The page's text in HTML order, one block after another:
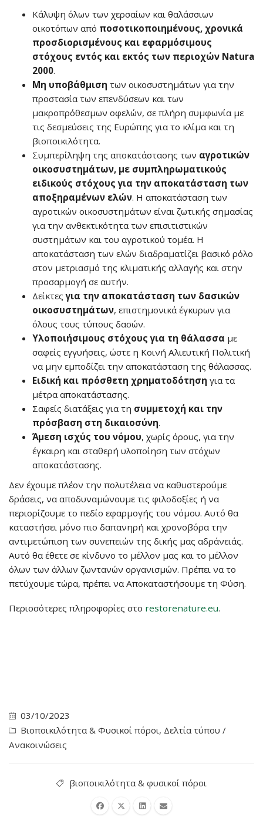
Κάλυψη όλων των χερσαίων και θαλάσσιων
οικοτόπων από ποσοτικοποιημένους, χρονικά
προσδιορισμένους και εφαρμόσιμους
στόχους εντός και εκτός των περιοχών Natura
2000.
Μη υποβάθμιση των οικοσυστημάτων για την
προστασία των επενδύσεων και των
μακροπρόθεσμων οφελών, σε πλήρη συμφωνία με
τις δεσμεύσεις της Ευρώπης για το κλίμα και τη
βιοποικιλότητα.
Συμπερίληψη της αποκατάστασης των αγροτικών
οικοσυστημάτων, με συμπληρωματικούς
ειδικούς στόχους για την αποκατάσταση των
αποξηραμένων ελών. Η αποκατάσταση των
αγροτικών οικοσυστημάτων είναι ζωτικής σημασίας
για την ανθεκτικότητα των επισιτιστικών
συστημάτων και του αγροτικού τομέα. Η
αποκατάσταση των ελών διαδραματίζει βασικό ρόλο
στον μετριασμό της κλιματικής αλλαγής και στην
προσαρμογή σε αυτήν.
Δείκτεςγια την αποκατάσταση των δασικών
οικοσυστημάτων, επιστημονικά έγκυρων για
όλους τους τύπους δασών.
Υλοποιήσιμους στόχους για τη θάλασσα με
σαφείς εγγυήσεις, ώστε η Κοινή Αλιευτική Πολιτική
να μην εμποδίζει την αποκατάσταση της θάλασσας.
Ειδική και πρόσθετη χρηματοδότηση για τα
μέτρα αποκατάστασης.
Σαφείς διατάξεις για τη συμμετοχή και την
πρόσβαση στη δικαιοσύνη.
Άμεση ισχύς του νόμου, χωρίς όρους, για την
έγκαιρη και σταθερή υλοποίηση των στόχων
αποκατάστασης.
Δεν έχουμε πλέον την πολυτέλεια να καθυστερούμε
δράσεις, να αποδυναμώνουμε τις φιλοδοξίες ή να
περιορίζουμε το πεδίο εφαρμογής του νόμου. Αυτό θα
καταστήσει μόνο πιο δαπανηρή και χρονοβόρα την
αντιμετώπιση των συνεπειών της δικής μας αδράνειάς.
Αυτό θα έθετε σε κίνδυνο το μέλλον μας και το μέλλον
όλων των άλλων ζωντανών οργανισμών. Πρέπει να το
πετύχουμε τώρα, πρέπει να Αποκαταστήσουμε τη Φύση.
Περισσότερες πληροφορίες στο restorenature.eu.
03/10/2023
Βιοποικιλότητα & Φυσικοί πόροι, Δελτία τύπου /
Ανακοινώσεις
βιοποικιλότητα & φυσικοί πόροι